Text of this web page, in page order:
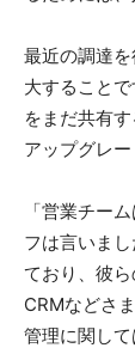
最近の調達
大すること
をまだ共有
アップグレー
「営業チー
フは言いま
ており、彼
CRMなどさ
管理に関し